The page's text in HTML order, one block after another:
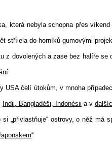
která nebyla schopna přes
střílela do horníků gumovými
z dovolených a zase bez halíře se
USA čelí útokům, v mnoha
Indii, Bangladéši, Indonésii a v
si „přivlastňuje“ ostrovy, o něž má
“